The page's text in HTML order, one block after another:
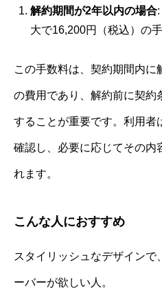
解約期間が2年以内の場合
大で16,200円（税込）の
この手数料は、契約期間内に
の費用であり、解約前に契約
することが重要です。利用者
確認し、必要に応じてその内
れます。
こんな人におすすめ
スタイリッシュなデザインで
ーバーが欲しい人。